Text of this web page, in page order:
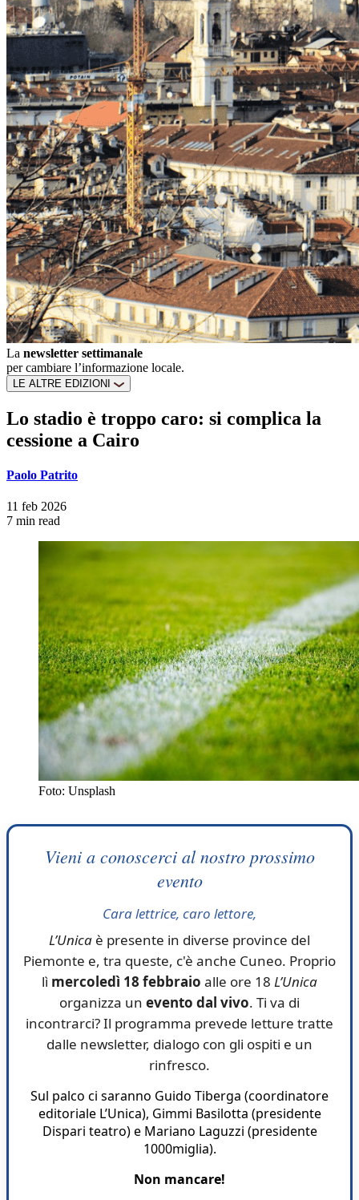
La newsletter settimanale
per cambiare l’informazione locale.
LE ALTRE EDIZIONI
Lo stadio è troppo caro: si complica la
cessione a Cairo
Paolo Patrito
11 feb 2026
7 min read
Foto: Unsplash
Vieni a conoscerci al nostro prossimo
evento
Cara lettrice, caro lettore,
L’Unica è presente in diverse province del
Piemonte e, tra queste, c'è anche Cuneo. Proprio
lì mercoledì 18 febbraio alle ore 18 L’Unica
organizza un evento dal vivo. Ti va di
incontrarci? Il programma prevede letture tratte
dalle newsletter, dialogo con gli ospiti e un
rinfresco.
Sul palco ci saranno Guido Tiberga (coordinatore
editoriale L’Unica), Gimmi Basilotta (presidente
Dispari teatro) e Mariano Laguzzi (presidente
1000miglia).
Non mancare!